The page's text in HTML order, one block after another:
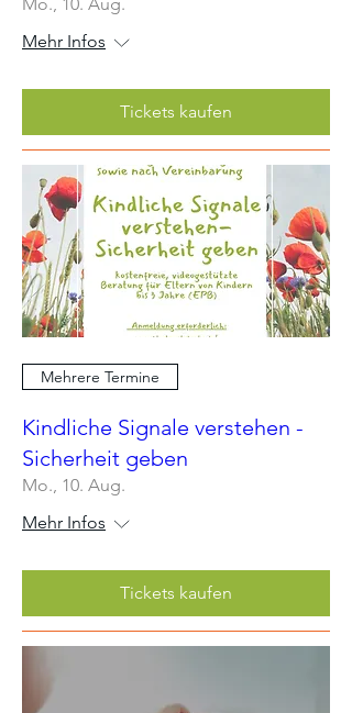
Mehr Infos
Tickets kaufen
Mehrere Termine
Kindliche Signale verstehen -
Sicherheit geben
Mo., 10. Aug.
Mehr Infos
Tickets kaufen